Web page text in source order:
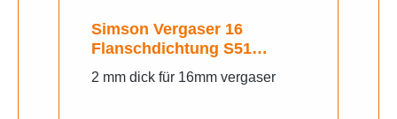
Simson Vergaser 16
Flanschdichtung S51
schwalbe sr4
2 mm dick für 16mm vergaser